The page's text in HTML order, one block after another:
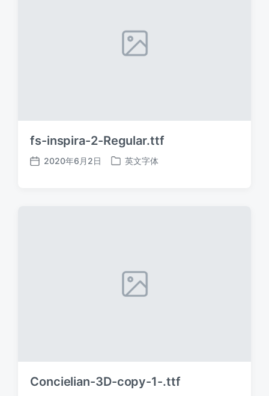
fs-inspira-2-Regular.ttf
发
2020年6月2日
发
英文字体
Concielian-3D-copy-1-.ttf